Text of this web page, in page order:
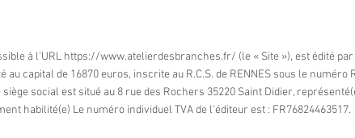
à l’URL https://www.atelierdesbranches.fr/ (le « Site »), est édité
au capital de 16870 euros, inscrite au R.C.S. de RENNES sous le numéro
siège social est situé au 8 rue des Rochers 35220 Saint Didier,
habilité(e) Le numéro individuel TVA de l’éditeur est : FR76824463517.